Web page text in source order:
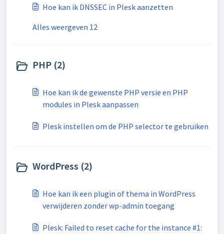
Hoe kan ik DNSSEC in Plesk aanzetten
Alles weergeven 12
PHP (2)
Hoe kan ik de gewenste PHP versie en PHP
modules in Plesk aanpassen
Plesk instellen om de PHP selector te gebruiken
WordPress (2)
Hoe kan ik een plugin of thema in WordPress
verwijderen zonder wp-admin toegang
Plesk: Failed to reset cache for the instance #1: